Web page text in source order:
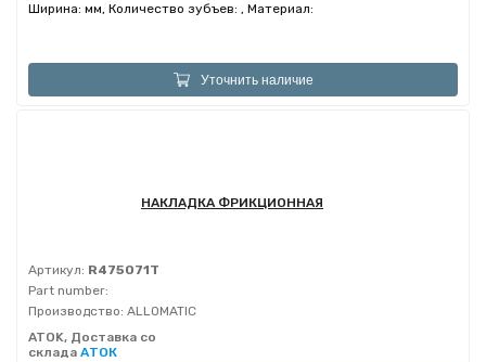
Ширина: мм, Количество зубъев: , Материал:
Уточнить наличие
НАКЛАДКА ФРИКЦИОННАЯ
Артикул: R475071T
Part number:
Производство: ALLOMATIC
ATOK, Доставка со
склада АТОК